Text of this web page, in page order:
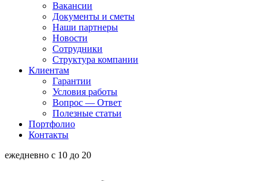
Вакансии
Документы и сметы
Наши партнеры
Новости
Сотрудники
Структура компании
Клиентам
Гарантии
Условия работы
Вопрос — Ответ
Полезные статьи
Портфолио
Контакты
ежедневно с 10 до 20